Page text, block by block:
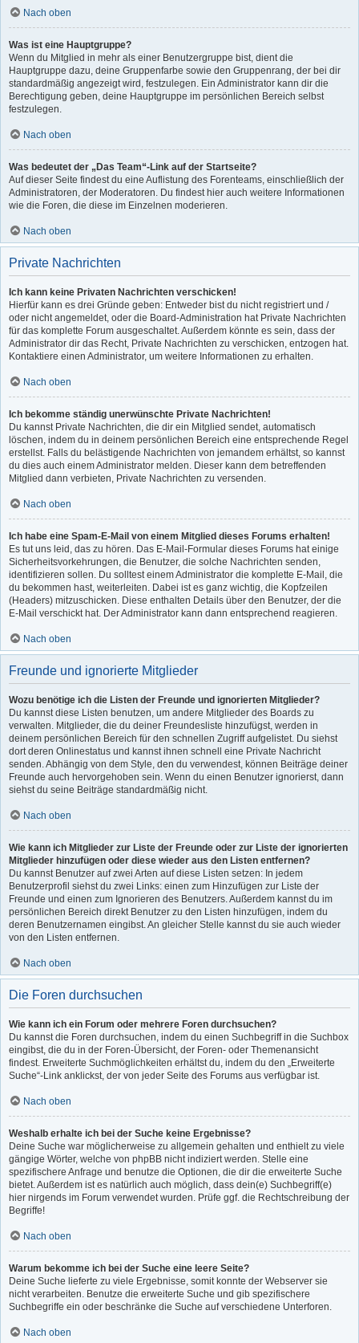
Nach oben
Was ist eine Hauptgruppe?
Wenn du Mitglied in mehr als einer Benutzergruppe bist, dient die
Hauptgruppe dazu, deine Gruppenfarbe sowie den Gruppenrang, der bei dir
standardmäßig angezeigt wird, festzulegen. Ein Administrator kann dir die
Berechtigung geben, deine Hauptgruppe im persönlichen Bereich selbst
festzulegen.
Nach oben
Was bedeutet der „Das Team“-Link auf der Startseite?
Auf dieser Seite findest du eine Auflistung des Forenteams, einschließlich der
Administratoren, der Moderatoren. Du findest hier auch weitere Informationen
wie die Foren, die diese im Einzelnen moderieren.
Nach oben
Private Nachrichten
Ich kann keine Privaten Nachrichten verschicken!
Hierfür kann es drei Gründe geben: Entweder bist du nicht registriert und /
oder nicht angemeldet, oder die Board-Administration hat Private Nachrichten
für das komplette Forum ausgeschaltet. Außerdem könnte es sein, dass der
Administrator dir das Recht, Private Nachrichten zu verschicken, entzogen hat.
Kontaktiere einen Administrator, um weitere Informationen zu erhalten.
Nach oben
Ich bekomme ständig unerwünschte Private Nachrichten!
Du kannst Private Nachrichten, die dir ein Mitglied sendet, automatisch
löschen, indem du in deinem persönlichen Bereich eine entsprechende Regel
erstellst. Falls du belästigende Nachrichten von jemandem erhältst, so kannst
du dies auch einem Administrator melden. Dieser kann dem betreffenden
Mitglied dann verbieten, Private Nachrichten zu versenden.
Nach oben
Ich habe eine Spam-E-Mail von einem Mitglied dieses Forums erhalten!
Es tut uns leid, das zu hören. Das E-Mail-Formular dieses Forums hat einige
Sicherheitsvorkehrungen, die Benutzer, die solche Nachrichten senden,
identifizieren sollen. Du solltest einem Administrator die komplette E-Mail, die
du bekommen hast, weiterleiten. Dabei ist es ganz wichtig, die Kopfzeilen
(Headers) mitzuschicken. Diese enthalten Details über den Benutzer, der die
E-Mail verschickt hat. Der Administrator kann dann entsprechend reagieren.
Nach oben
Freunde und ignorierte Mitglieder
Wozu benötige ich die Listen der Freunde und ignorierten Mitglieder?
Du kannst diese Listen benutzen, um andere Mitglieder des Boards zu
verwalten. Mitglieder, die du deiner Freundesliste hinzufügst, werden in
deinem persönlichen Bereich für den schnellen Zugriff aufgelistet. Du siehst
dort deren Onlinestatus und kannst ihnen schnell eine Private Nachricht
senden. Abhängig von dem Style, den du verwendest, können Beiträge deiner
Freunde auch hervorgehoben sein. Wenn du einen Benutzer ignorierst, dann
siehst du seine Beiträge standardmäßig nicht.
Nach oben
Wie kann ich Mitglieder zur Liste der Freunde oder zur Liste der ignorierten
Mitglieder hinzufügen oder diese wieder aus den Listen entfernen?
Du kannst Benutzer auf zwei Arten auf diese Listen setzen: In jedem
Benutzerprofil siehst du zwei Links: einen zum Hinzufügen zur Liste der
Freunde und einen zum Ignorieren des Benutzers. Außerdem kannst du im
persönlichen Bereich direkt Benutzer zu den Listen hinzufügen, indem du
deren Benutzernamen eingibst. An gleicher Stelle kannst du sie auch wieder
von den Listen entfernen.
Nach oben
Die Foren durchsuchen
Wie kann ich ein Forum oder mehrere Foren durchsuchen?
Du kannst die Foren durchsuchen, indem du einen Suchbegriff in die Suchbox
eingibst, die du in der Foren-Übersicht, der Foren- oder Themenansicht
findest. Erweiterte Suchmöglichkeiten erhältst du, indem du den „Erweiterte
Suche“-Link anklickst, der von jeder Seite des Forums aus verfügbar ist.
Nach oben
Weshalb erhalte ich bei der Suche keine Ergebnisse?
Deine Suche war möglicherweise zu allgemein gehalten und enthielt zu viele
gängige Wörter, welche von phpBB nicht indiziert werden. Stelle eine
spezifischere Anfrage und benutze die Optionen, die dir die erweiterte Suche
bietet. Außerdem ist es natürlich auch möglich, dass dein(e) Suchbegriff(e)
hier nirgends im Forum verwendet wurden. Prüfe ggf. die Rechtschreibung der
Begriffe!
Nach oben
Warum bekomme ich bei der Suche eine leere Seite?
Deine Suche lieferte zu viele Ergebnisse, somit konnte der Webserver sie
nicht verarbeiten. Benutze die erweiterte Suche und gib spezifischere
Suchbegriffe ein oder beschränke die Suche auf verschiedene Unterforen.
Nach oben